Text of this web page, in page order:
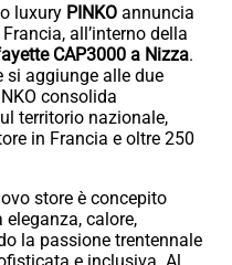
luxury PINKO annuncia
all’interno della
CAP3000 a Nizza.
si aggiunge alle due
consolida
territorio nazionale,
in Francia e oltre 250
store è concepito
calore,
la passione trentennale